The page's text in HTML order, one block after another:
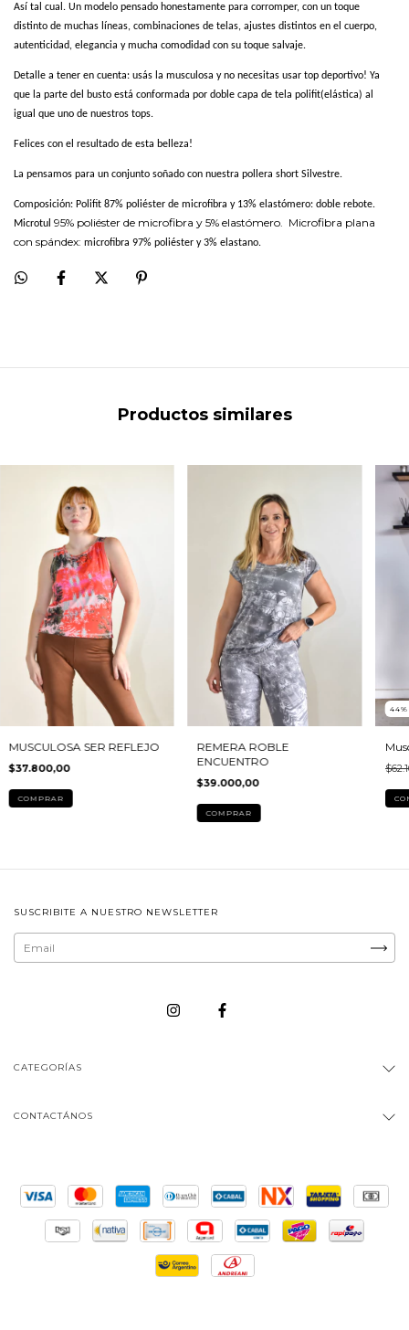
Así tal cual. Un modelo pensado honestamente para corromper, con un toque
distinto de muchas líneas, combinaciones de telas, ajustes distintos en el cuerpo,
autenticidad, elegancia y mucha comodidad con su toque salvaje.
Detalle a tener en cuenta: usás la musculosa y no necesitas usar top deportivo! Ya
que la parte del busto está conformada por doble capa de tela polifit(elástica) al
igual que uno de nuestros tops.
Felices con el resultado de esta belleza!
La pensamos para un conjunto soñado con nuestra pollera short Silvestre.
Composición: Polifit 87% poliéster de microfibra y 13% elastómero: doble rebote.
Microtul 95% poliéster de microfibra y 5% elastómero. Microfibra plana
con spándex: microfibra 97% poliéster y 3% elastano.
Productos similares
MUSCULOSA SER REFLEJO
$37.800,00
COMPRAR
REMERA ROBLE
ENCUENTRO
$39.000,00
COMPRAR
44
SUSCRIBITE A NUESTRO NEWSLETTER
CATEGORÍAS
CONTACTÁNOS